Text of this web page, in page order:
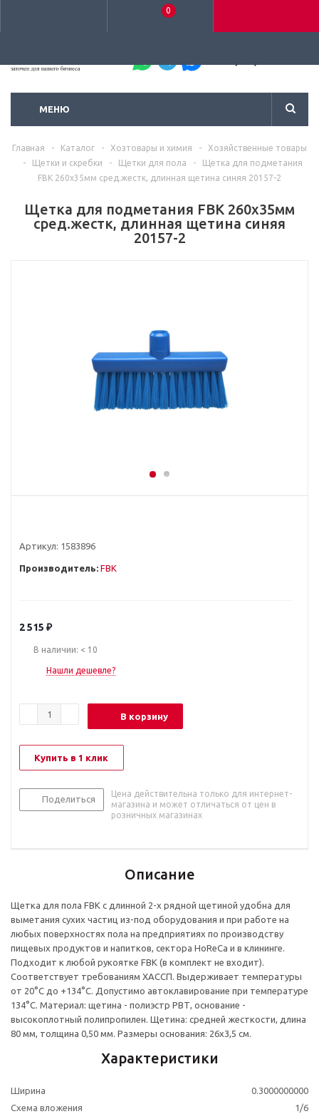
0
МЕНЮ
Главная - Каталог - Хозтовары и химия -
Хозяйственные товары
-
Щетки и скребки - Щетки для пола -
Щетка для подметания
FBK 260х35мм сред.жестк, длинная щетина синяя 20157-2
Щетка для подметания FBK 260х35мм
сред.жестк, длинная щетина синяя
20157-2
Артикул: 1583896
Производитель: FBK
2 515 ₽
В наличии: < 10
Нашли дешевле?
В корзину
Купить в 1 клик
Поделиться
Цена действительна только для интернет-
магазина и может отличаться от цен в
розничных магазинах
Описание
Щетка для пола FBK с длинной 2-х рядной щетиной удобна для
выметания сухих частиц из-под оборудования и при работе на
любых поверхностях пола на предприятиях по производству
пищевых продуктов и напитков, сектора HoReCa и в клининге.
Подходит к любой рукоятке FBK (в комплект не входит).
Соответствует требованиям ХАССП. Выдерживает температуры
от 20°С до +134°С. Допустимо автоклавирование при температуре
134°С. Материал: щетина - полиэстр РВТ, основание -
высокоплотный полипропилен. Щетина: средней жесткости, длина
80 мм, толщина 0,50 мм. Размеры основания: 26х3,5 см.
Характеристики
Ширина
0.3000000000
Схема вложения
1/6